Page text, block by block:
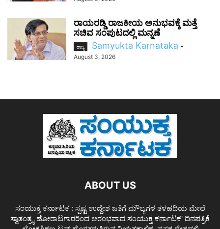
ರಾಯರಡ್ಡಿ ರಾಜಕೀಯ ಅನುಭವಕ್ಕೆ ಮತ್ತೆ
ಸಚಿವ ಸಂಪುಟದಲ್ಲಿ ಮನ್ನಣೆ
ರಾಜ್ಯ Samyukta Karnataka -
August 3, 2026
ABOUT US
ಸಂಯುಕ್ತ ಕರ್ನಾಟಕ : ಸ್ಪಷ್ಟ ಉದ್ದೇಶ ಜತೆಗೆ ಮೌಲ್ಯಗಳ ತಳಹದಿಯ ಮೇಲೆ
ಸ್ವಾತಂತ್ರ್ಯ ಹೋರಾಟಗಾರರಿಂದ ಆರಂಭವಾದ ಸಂಯುಕ್ತ ಕರ್ನಾಟಕ' ದಿನಪತ್ರಿಕೆ